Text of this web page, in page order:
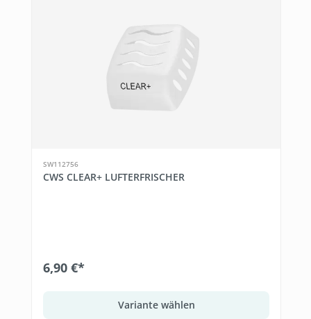
SW112756
CWS CLEAR+ LUFTERFRISCHER
6,90 €*
Variante wählen